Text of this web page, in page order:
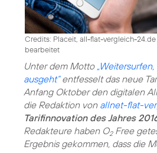
Credits: Placeit, all-flat-vergleich-24.de
bearbeitet
Unter dem Motto
ausgeht“entfesselt das neue
Anfang Oktober den digitalen
die Redaktion von allnet-flat-
Tarifinnovation des Jahres
Redakteure haben O2Free
Ergebnis gekommen, dass die